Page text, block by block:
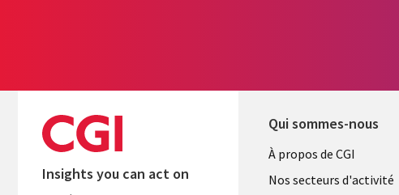
Insights you can act on
Qui sommes-nous
Useful
links
À propos de CGI
Nos secteurs d'activité